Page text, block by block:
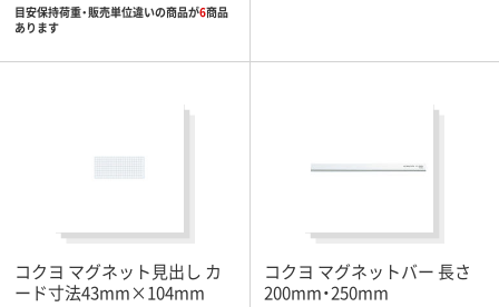
目安保持荷重・販売単位違いの商品が6商品
あります
コクヨ マグネット見出し カ
ード寸法43mm×104mm
コクヨ マグネットバー 長さ
200mm・250mm